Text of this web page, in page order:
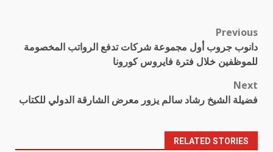
Post
navigation
Previous
دانوب جروب أول مجموعة شركات تدفع الرواتب المخصومة
للموظفين خلال فترة فايروس كورونا
Next
فضيلة الشيخ رشاد سالم يزور معرض الشارقة الدولي للكتاب
RELATED STORIES